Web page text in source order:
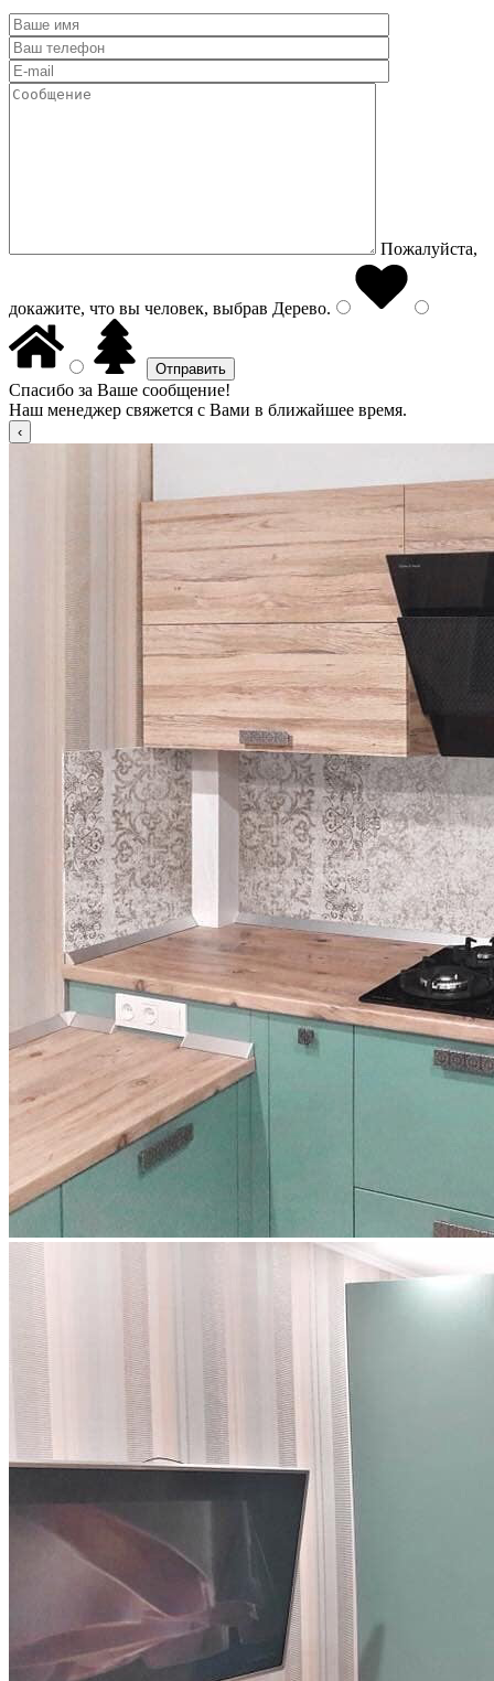
Пожалуйста,
докажите, что вы человек, выбрав Дерево.
Спасибо за Ваше сообщение!
Наш менеджер свяжется с Вами в ближайшее время.